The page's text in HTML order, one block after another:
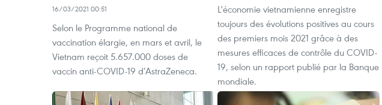
16/03/2021 00:51
Selon le Programme national de
vaccination élargie, en mars et avril, le
Vietnam reçoit 5.657.000 doses de
vaccin anti-COVID-19 d’AstraZeneca.
L'économie vietnamienne enregistre
toujours des évolutions positives au cours
des premiers mois 2021 grâce à des
mesures efficaces de contrôle du COVID-
19, selon un rapport publié par la Banque
mondiale.